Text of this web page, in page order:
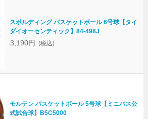
スポルディング バスケットボール 6号球【タイ
ダイオーセンティック】84-498J
3,190円 (税込)
モルテン バスケットボール 5号球【ミニバス公
式試合球】B5C5000